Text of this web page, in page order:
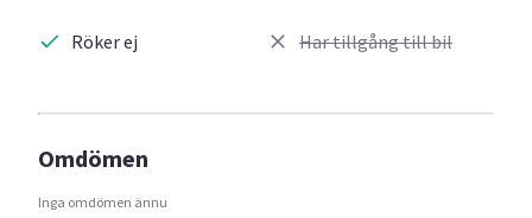
Röker ej Har tillgång till bil
Omdömen
Inga omdömen ännu